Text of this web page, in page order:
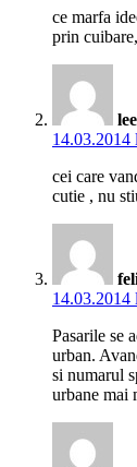
ce marfa
prin
lee
14.03.2014
cei care
cutie , nu
14.03.2014
Pasarile se
urban.
si numarul
urbane mai